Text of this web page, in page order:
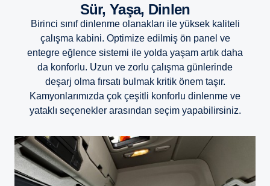
Sür, Yaşa, Dinlen
Birinci sınıf dinlenme olanakları ile yüksek kaliteli
çalışma kabini. Optimize edilmiş ön panel ve
entegre eğlence sistemi ile yolda yaşam artık daha
da konforlu. Uzun ve zorlu çalışma günlerinde
deşarj olma fırsatı bulmak kritik önem taşır.
Kamyonlarımızda çok çeşitli konforlu dinlenme ve
yataklı seçenekler arasından seçim yapabilirsiniz.